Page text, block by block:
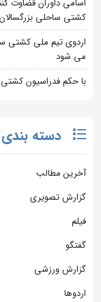
اسامی داوران قضاوت
کشتی ساحلی
می شود
با حکم فدراسیون
دسته
آخرین مطالب
گزارش تصویری
فیلم
گفتگو
گزارش ورزشی
اردوها